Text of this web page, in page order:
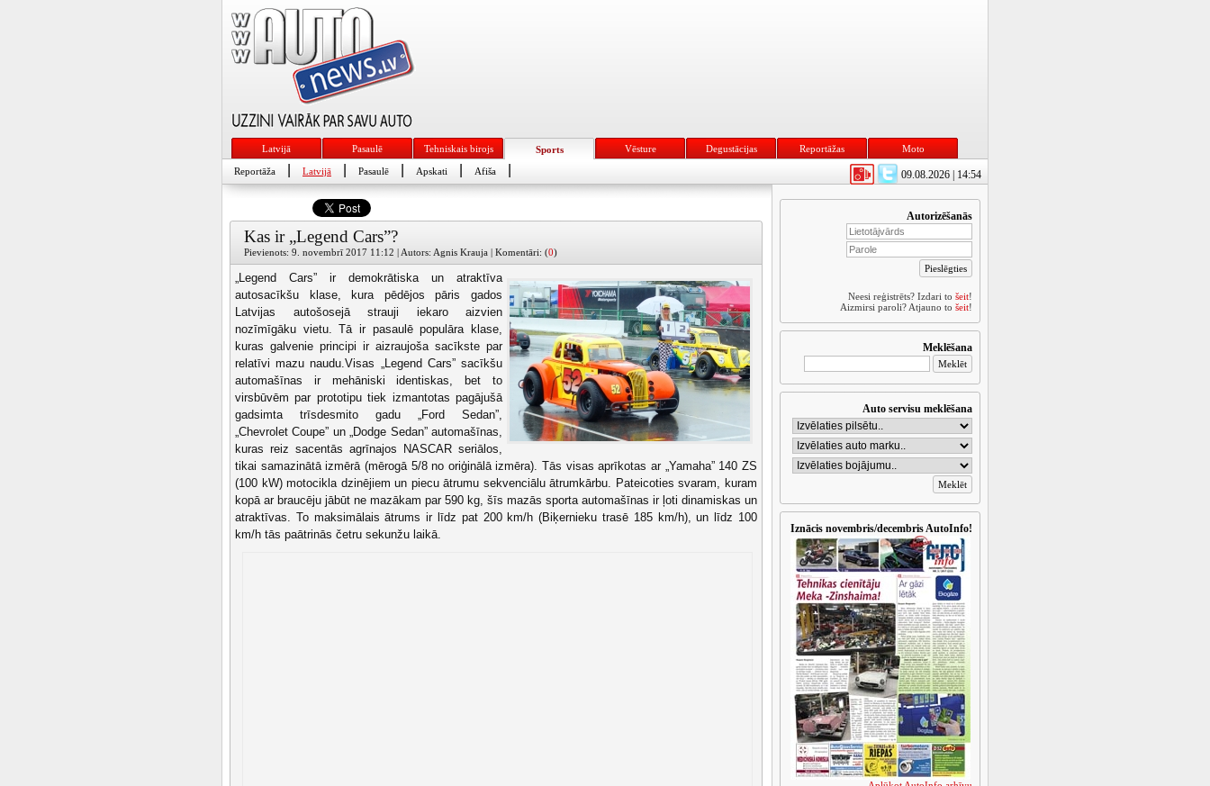
Latvijā Pasaulē Tehniskais birojs Sports Vēsture Degustācijas Reportāžas Moto
09.08.2026 | 14:54
Reportāža Latvijā Pasaulē Apskati Afiša
Kas ir „Legend Cars”?
Pievienots: 9. novembrī 2017 11:12 | Autors: Agnis Krauja | Komentāri: (0)
„Legend Cars” ir demokrātiska un atraktīva
autosacīkšu klase, kura pēdējos pāris gados
Latvijas autošosejā strauji iekaro aizvien
nozīmīgāku vietu. Tā ir pasaulē populāra klase,
kuras galvenie principi ir aizraujoša sacīkste par
relatīvi mazu naudu.Visas „Legend Cars” sacīkšu
automašīnas ir mehāniski identiskas, bet to
virsbūvēm par prototipu tiek izmantotas pagājušā
gadsimta trīsdesmito gadu „Ford Sedan”,
„Chevrolet Coupe” un „Dodge Sedan” automašīnas,
kuras reiz sacentās agrīnajos NASCAR seriālos,
tikai samazinātā izmērā (mērogā 5/8 no oriģinālā izmēra). Tās visas aprīkotas ar „Yamaha” 140 ZS
(100 kW) motocikla dzinējiem un piecu ātrumu sekvenciālu ātrumkārbu. Pateicoties svaram, kuram
kopā ar braucēju jābūt ne mazākam par 590 kg, šīs mazās sporta automašīnas ir ļoti dinamiskas un
atraktīvas. To maksimālais ātrums ir līdz pat 200 km/h (Biķernieku trasē 185 km/h), un līdz 100
km/h tās paātrinās četru sekunžu laikā.
Autorizēšanās
Neesi reģistrēts? Izdari to šeit!
Aizmirsi paroli? Atjauno to šeit!
Meklēšana
Auto servisu meklēšana
Iznācis novembris/decembris AutoInfo!